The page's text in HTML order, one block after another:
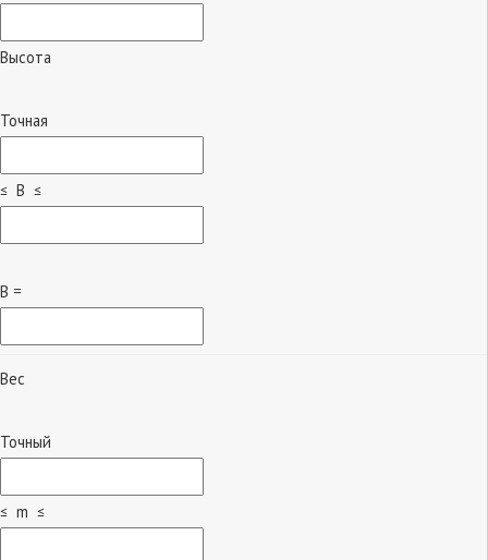
Высота
Точная
≤ B ≤
B =
Вес
Точный
≤ m ≤